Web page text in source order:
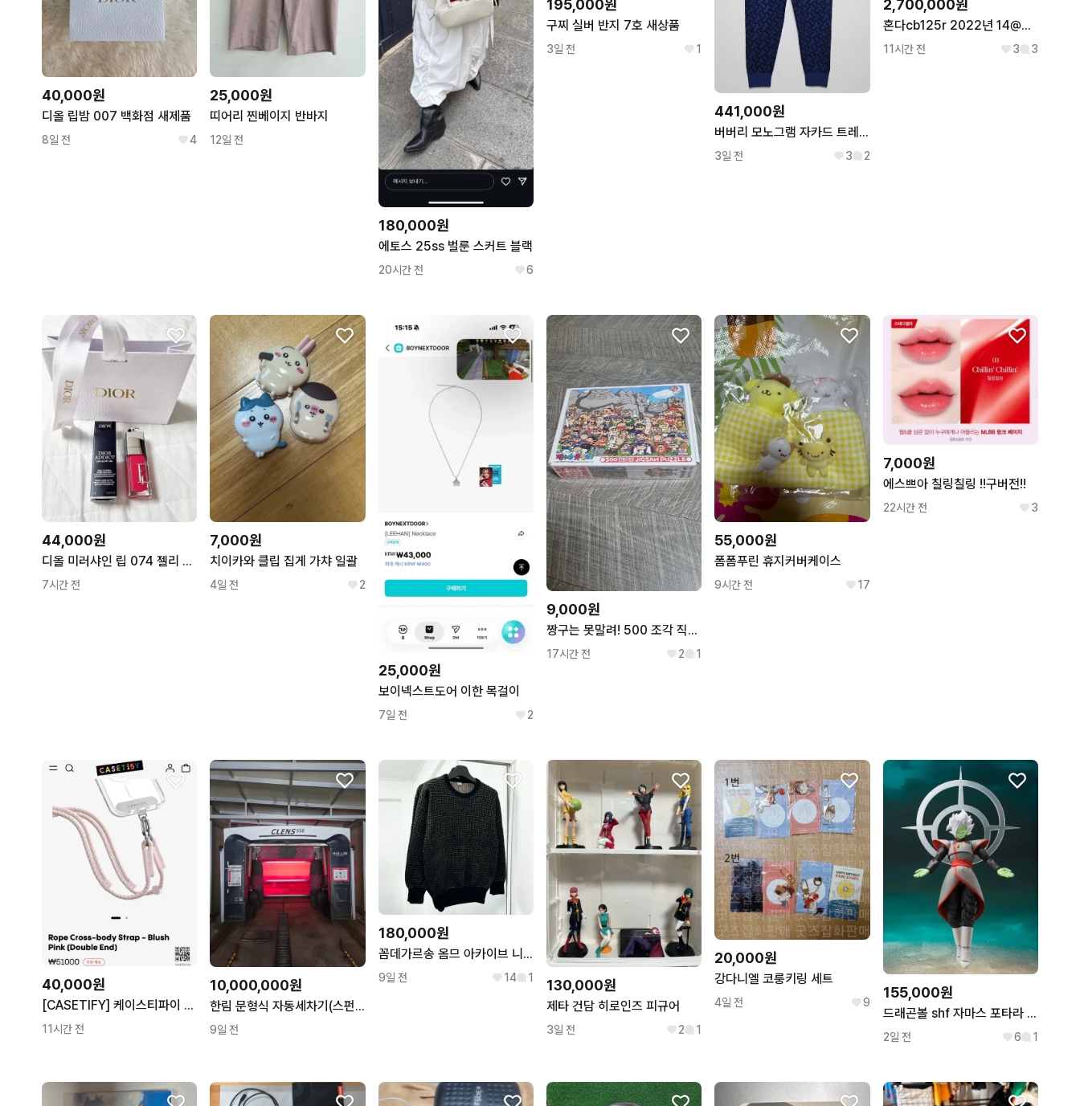
40,000원
디올 립밤 007 백화점 새제품
8일 전 4
25,000원
띠어리 찐베이지 반바지
12일 전
180,000원
에토스 25ss 벌룬 스커트 블랙
20시간 전 6
195,000원
구찌 실버 반지 7호 새상품
3일 전 1
441,000원
버버리 모노그램 자카드 트레이닝 팬츠 바지 (L)
3일 전 3 2
2,700,000원
혼다cb125r 2022년 14@@@팝니다
11시간 전 3 3
44,000원
디올 미러샤인 립 074 젤리 글레이즈 색상 어딕트 립글로우 오일 립글로즈
7시간 전
7,000원
치이카와 클립 집게 가챠 일괄
4일 전 2
25,000원
보이넥스트도어 이한 목걸이
7일 전 2
9,000원
짱구는 못말려! 500 조각 직소 퍼즐
17시간 전 2 1
55,000원
폼폼푸린 휴지커버케이스
9시간 전 17
7,000원
에스쁘아 칠링칠링 !!구버전!!
22시간 전 3
40,000원
[CASETIFY] 케이스티파이 루프 크로스바디 스트랩 블러시핑크
11시간 전
10,000,000원
한림 문형식 자동세차기(스펀지)
9일 전
180,000원
꼼데가르송 옴므 아카이브 니트 스웨터
9일 전 14 1 130,000원
제타 건담 히로인즈 피규어
3일 전 2 1
20,000원
강다니엘 코룽키링 세트
4일 전 9
155,000원
드래곤볼 shf 자마스 포타라 한정판
2일 전 6 1